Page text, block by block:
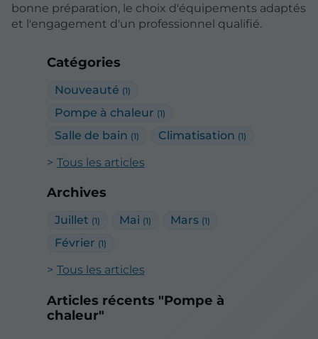
Catégories
Nouveauté (1)
Pompe à chaleur (1)
Salle de bain (1) Climatisation (1)
Tous les articles
Archives
Juillet (1) Mai (1) Mars (1)
Février (1)
Tous les articles
Articles récents "Pompe à
chaleur"
bonne préparation, le choix d'équipements adaptés
et l'engagement d'un professionnel qualifié.